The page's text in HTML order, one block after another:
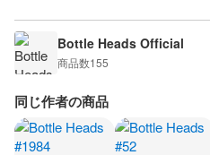
Bottle Heads Official
商品数155
同じ作者の商品